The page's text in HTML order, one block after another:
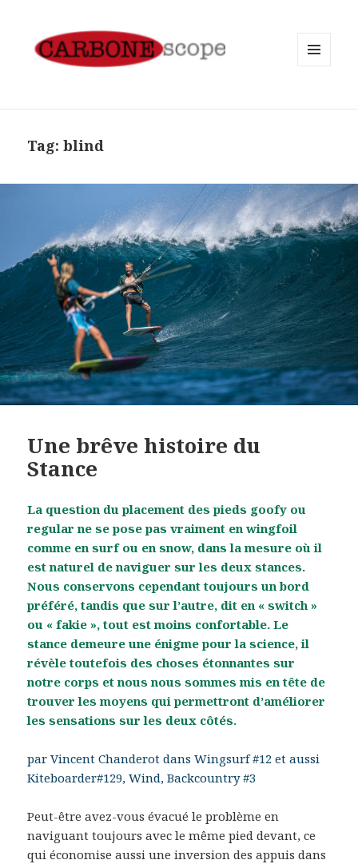
Tag:blind
Une brêve histoire du
Stance
La question du placement des pieds goofy ou
regular ne se pose pas vraiment en wingfoil
comme en surf ou en snow, dans la mesure où il
est naturel de naviguer sur les deux stances.
Nous conservons cependant toujours un bord
préféré, tandis que sur l’autre, dit en « switch »
ou « fakie », tout est moins confortable. Le
stance demeure une énigme pour la science, il
révèle toutefois des choses étonnantes sur
notre corps et nous nous sommes mis en tête de
trouver les moyens qui permettront d’améliorer
les sensations sur les deux côtés.
par Vincent Chanderot dans Wingsurf #12 et aussi
Kiteboarder#129, Wind, Backcountry #3
Peut-être avez-vous évacué le problème en
naviguant toujours avec le même pied devant, ce
qui économise aussi une inversion des appuis dans